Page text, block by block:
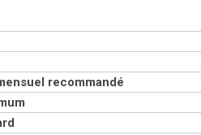
recommandé